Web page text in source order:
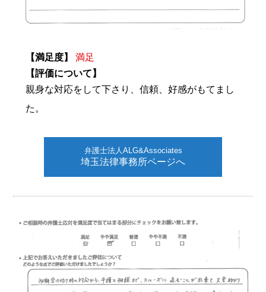
【満足度】
満足
【評価について】
親身な対応をして下さり、信頼、好感がもてまし
た。
弁護士法人ALG&Associates
埼玉法律事務所ページへ